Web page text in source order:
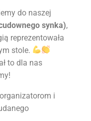
do naszej
synka),
reprezentowała
stole.
to dla nas
i